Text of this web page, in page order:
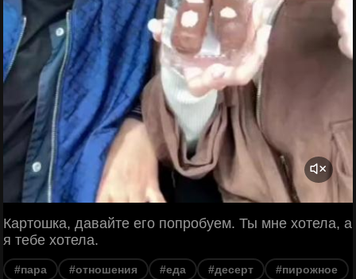
Картошка, давайте его попробуем. Ты мне хотела, а
я тебе хотела.
#пара #отношения #еда #десерт #пирожное